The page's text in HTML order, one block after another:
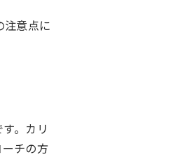
注意点に
。カリ
チの方